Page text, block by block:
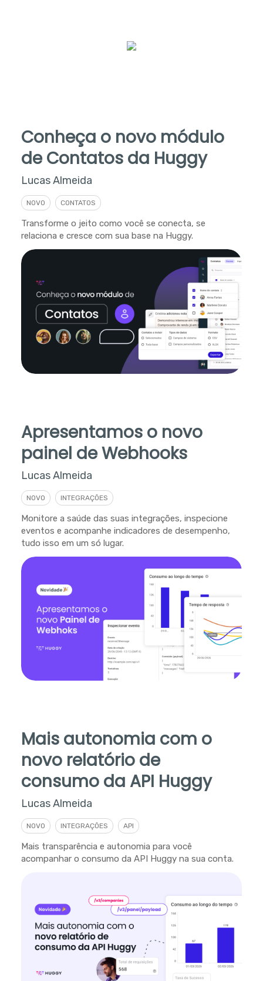
Conheça o novo módulo
de Contatos da Huggy
Lucas Almeida
NOVO CONTATOS
Transforme o jeito como você se conecta, se
relaciona e cresce com sua base na Huggy.
Apresentamos o novo
painel de Webhooks
Lucas Almeida
NOVO INTEGRAÇÕES
Monitore a saúde das suas integrações, inspecione
eventos e acompanhe indicadores de desempenho,
tudo isso em um só lugar.
Mais autonomia com o
novo relatório de
consumo da API Huggy
Lucas Almeida
NOVO INTEGRAÇÕES API
Mais transparência e autonomia para você
acompanhar o consumo da API Huggy na sua conta.